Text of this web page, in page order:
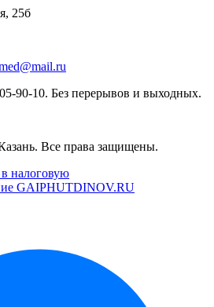
25б
90-10. Без перерывов и выходных.
Все права защищены.
налоговую
GAIPHUTDINOV.RU